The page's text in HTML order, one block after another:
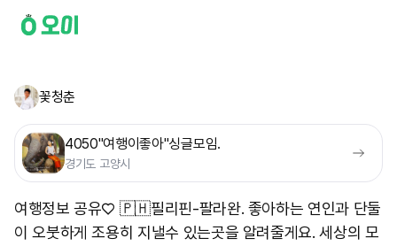
꽃청춘
4050"여행이좋아"싱글모임.
경기도 고양시
여행정보 공유♡ 🇵🇭필리핀-팔라완. 좋아하는 연인과 단둘
이 오붓하게 조용히 지낼수 있는곳을 알려줄게요. 세상의 모